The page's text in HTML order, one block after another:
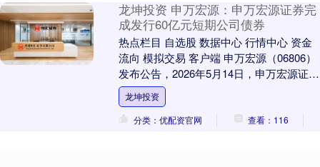
龙坤投资 申万宏源：申万宏源证券完
成发行60亿元短期公司债券
热点栏目 自选股 数据中心 行情中心 资金
流向 模拟交易 客户端 申万宏源（06806）
发布公告，2026年5月14日，申万宏源证券
有限公司2026年面向专业投....
龙坤投资
分类：优配资官网
查看：116